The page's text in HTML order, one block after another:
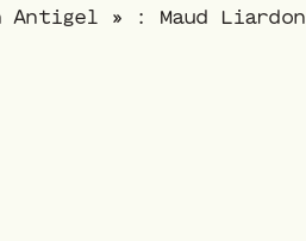
Antigel » : Maud Liardon